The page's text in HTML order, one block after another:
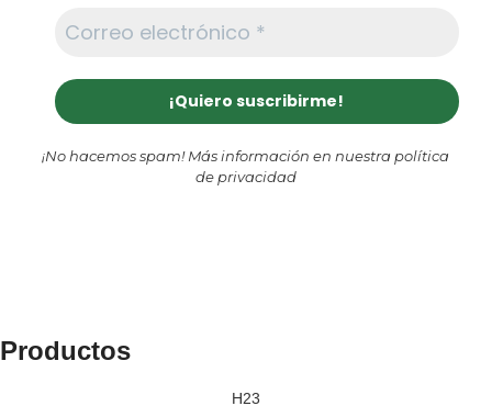
¡No hacemos spam! Más información en nuestra política
de privacidad
Productos
H23